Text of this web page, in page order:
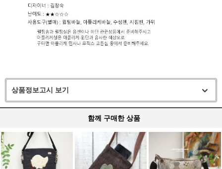
상품정보고시 보기
함께 구매한 상품